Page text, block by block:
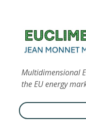
Multidimensional
the EU energy
Search